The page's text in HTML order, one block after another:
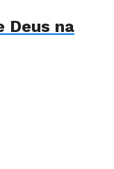
Deus na